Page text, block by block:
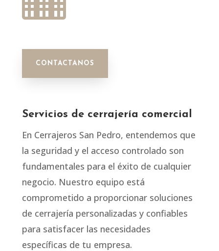
CONTACTANOS
Servicios de cerrajería comercial
En Cerrajeros San Pedro, entendemos que
la seguridad y el acceso controlado son
fundamentales para el éxito de cualquier
negocio. Nuestro equipo está
comprometido a proporcionar soluciones
de cerrajería personalizadas y confiables
para satisfacer las necesidades
específicas de tu empresa.